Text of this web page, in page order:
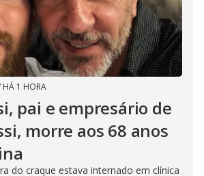
HÁ 1 HORA
pai e empresário de
morre aos 68 anos
do craque estava internado em clínica